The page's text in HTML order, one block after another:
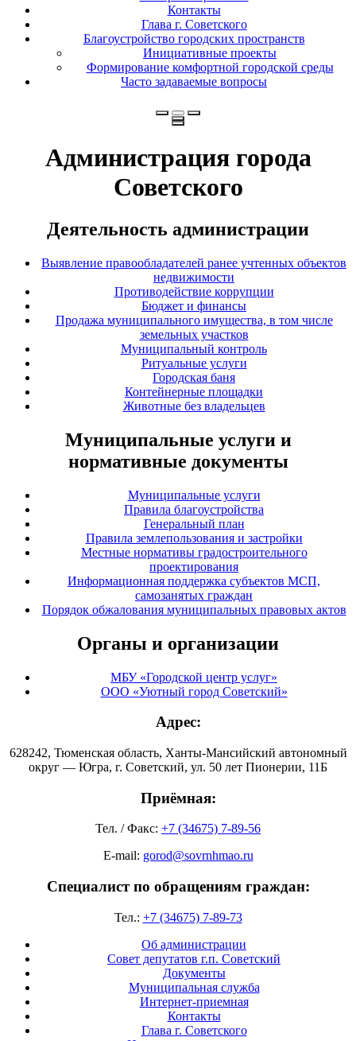
Контакты
Глава г. Советского
Благоустройство городских пространств
Инициативные проекты
Формирование комфортной городской среды
Часто задаваемые вопросы
Администрация города
Советского
Деятельность администрации
Выявление правообладателей ранее учтенных объектов
недвижимости
Противодействие коррупции
Бюджет и финансы
Продажа муниципального имущества, в том числе
земельных участков
Муниципальный контроль
Ритуальные услуги
Городская баня
Контейнерные площадки
Животные без владельцев
Муниципальные услуги и
нормативные документы
Муниципальные услуги
Правила благоустройства
Генеральный план
Правила землепользования и застройки
Местные нормативы градостроительного
проектирования
Информационная поддержка субъектов МСП,
самозанятых граждан
Порядок обжалования муниципальных правовых актов
Органы и организации
МБУ «Городской центр услуг»
ООО «Уютный город Советский»
Адрес:
628242, Тюменская область, Ханты-Мансийский автономный
округ — Югра, г. Советский, ул. 50 лет Пионерии, 11Б
Приёмная:
Тел. / Факс: +7 (34675) 7-89-56
E-mail: gorod@sovrnhmao.ru
Специалист по обращениям граждан:
Тел.: +7 (34675) 7-89-73
Об администрации
Совет депутатов г.п. Советский
Документы
Муниципальная служба
Интернет-приемная
Контакты
Глава г. Советского